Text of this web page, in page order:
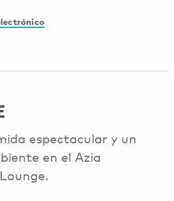
espectacular y un
en el Azia